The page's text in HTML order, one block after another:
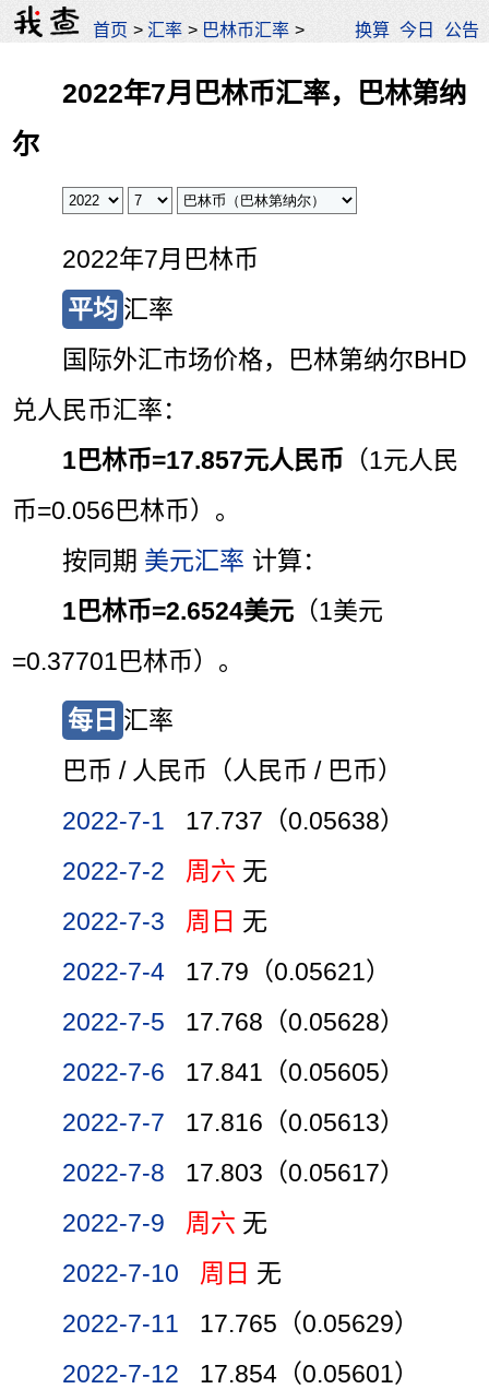
首页 >汇率 > 巴林币汇率 > 换算 今日 公告
2022年7月巴林币汇率，巴林第纳
尔
2022年7月巴林币
平均 汇率
国际外汇市场价格，巴林第纳尔BHD
兑人民币汇率：
1巴林币=17.857元人民币 （1元人民
币=0.056巴林币）。
按同期 美元汇率 计算：
1巴林币=2.6524美元 （1美元
=0.37701巴林币）。
每日 汇率
巴币 / 人民币（人民币 / 巴币）
2022-7-1
17.737（0.05638）
2022-7-2
周六 无
2022-7-3
周日 无
2022-7-4
17.79（0.05621）
2022-7-5
17.768（0.05628）
2022-7-6
17.841（0.05605）
2022-7-7
17.816（0.05613）
2022-7-8
17.803（0.05617）
2022-7-9
周六 无
2022-7-10
周日 无
2022-7-11
17.765（0.05629）
2022-7-12
17.854（0.05601）